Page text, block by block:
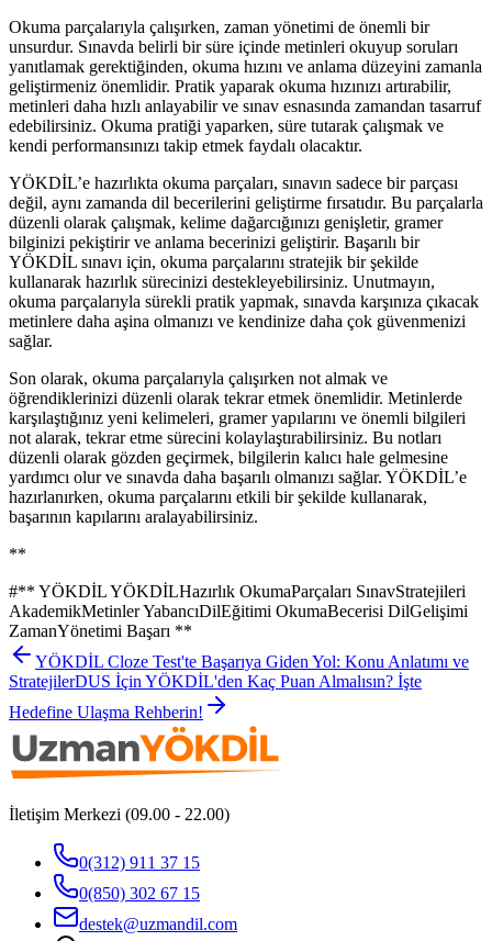
Okuma parçalarıyla çalışırken, zaman yönetimi de önemli bir
unsurdur. Sınavda belirli bir süre içinde metinleri okuyup soruları
yanıtlamak gerektiğinden, okuma hızını ve anlama düzeyini zamanla
geliştirmeniz önemlidir. Pratik yaparak okuma hızınızı artırabilir,
metinleri daha hızlı anlayabilir ve sınav esnasında zamandan tasarruf
edebilirsiniz. Okuma pratiği yaparken, süre tutarak çalışmak ve
kendi performansınızı takip etmek faydalı olacaktır.
YÖKDİL’e hazırlıkta okuma parçaları, sınavın sadece bir parçası
değil, aynı zamanda dil becerilerini geliştirme fırsatıdır. Bu parçalarla
düzenli olarak çalışmak, kelime dağarcığınızı genişletir, gramer
bilginizi pekiştirir ve anlama becerinizi geliştirir. Başarılı bir
YÖKDİL sınavı için, okuma parçalarını stratejik bir şekilde
kullanarak hazırlık sürecinizi destekleyebilirsiniz. Unutmayın,
okuma parçalarıyla sürekli pratik yapmak, sınavda karşınıza çıkacak
metinlere daha aşina olmanızı ve kendinize daha çok güvenmenizi
sağlar.
Son olarak, okuma parçalarıyla çalışırken not almak ve
öğrendiklerinizi düzenli olarak tekrar etmek önemlidir. Metinlerde
karşılaştığınız yeni kelimeleri, gramer yapılarını ve önemli bilgileri
not alarak, tekrar etme sürecini kolaylaştırabilirsiniz. Bu notları
düzenli olarak gözden geçirmek, bilgilerin kalıcı hale gelmesine
yardımcı olur ve sınavda daha başarılı olmanızı sağlar. YÖKDİL’e
hazırlanırken, okuma parçalarını etkili bir şekilde kullanarak,
başarının kapılarını aralayabilirsiniz.
**
#** YÖKDİL YÖKDİLHazırlık OkumaParçaları SınavStratejileri
AkademikMetinler YabancıDilEğitimi OkumaBecerisi DilGelişimi
ZamanYönetimi Başarı **
YÖKDİL Cloze Test'te Başarıya Giden Yol: Konu Anlatımı ve
StratejilerDUS İçin YÖKDİL'den Kaç Puan Almalısın? İşte
Hedefine Ulaşma Rehberin!
İletişim Merkezi (09.00 - 22.00)
0(312) 911 37 15
0(850) 302 67 15
destek@uzmandil.com